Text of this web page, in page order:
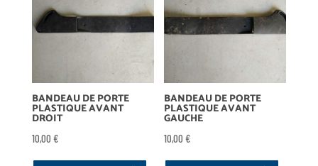
BANDEAU DE PORTE
PLASTIQUE AVANT
DROIT
10,00 €
BANDEAU DE PORTE
PLASTIQUE AVANT
GAUCHE
10,00€